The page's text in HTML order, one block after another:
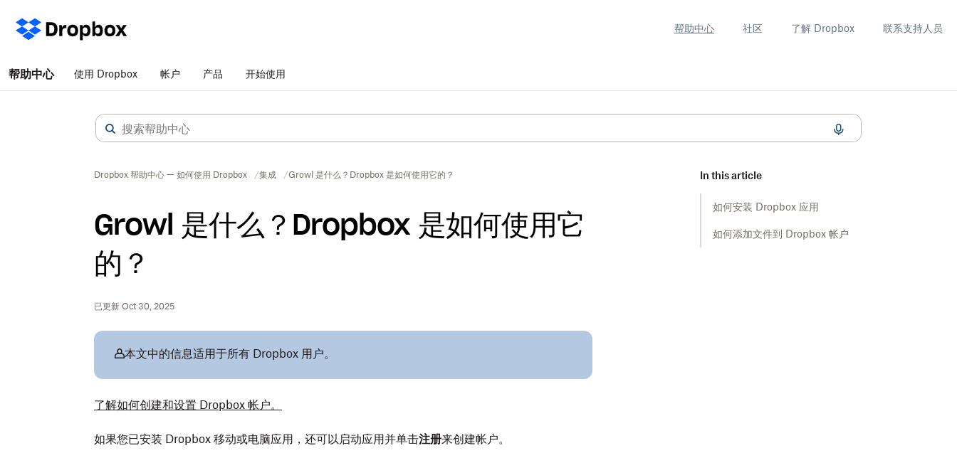
帮助中心 社区 了解 Dropbox 联系支持人员
帮助中心 使用 Dropbox 帐户 产品 开始使用
Dropbox 帮助中心 — 如何使用 Dropbox 集成 Growl 是什么？Dropbox 是如何使用它的？
Growl 是什么？Dropbox 是如何使用它
的？
已更新 Oct 30, 2025
In this article
如何安装 Dropbox 应用
如何添加文件到 Dropbox 帐户
本文中的信息适用于所有 Dropbox 用户。
了解如何创建和设置 Dropbox 帐户。
如果您已安装 Dropbox 移动或电脑应用，还可以启动应用并单击注册来创建帐户。